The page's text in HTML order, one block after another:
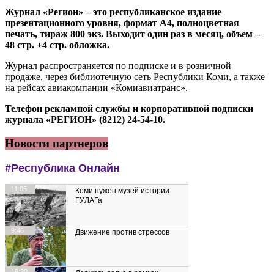
Журнал «Регион» – это республиканское издание
презентационного уровня, формат А4, полноцветная
печать, тираж 800 экз. Выходит один раз в месяц, объем –
48 стр. +4 стр. обложка.
Журнал распространяется по подписке и в розничной
продаже, через библиотечную сеть Республики Коми, а также
на рейсах авиакомпании «Комиавиатранс».
Телефон рекламной службы и корпоративной подписки
журнала «РЕГИОН» (8212) 24-54-10.
Новости партнеров